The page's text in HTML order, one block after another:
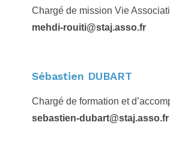
Chargé de mission Vie
mehdi-rouiti@staj.asso.fr
Sébastien DUBART
Chargé de formation et
sebastien-dubart@staj.asso.fr